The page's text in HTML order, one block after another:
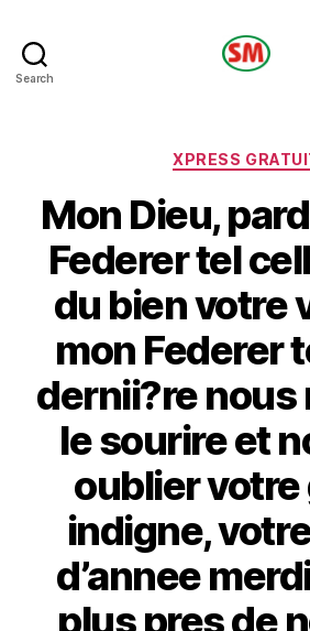
Search
XPRESS
Mon Dieu,
Federer tel
du bien votre
mon Federer
dernii?re nous
le sourire et
oublier votre
indigne,
d’annee
plus pres de